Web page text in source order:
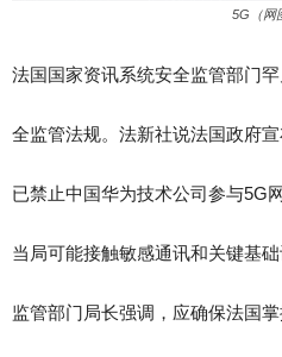
5G（网
法国国家资讯系统安全监管部门
全监管法规。法新社说法国政府
已禁止中国华为技术公司参与5G
当局可能接触敏感通讯和关键基
监管部门局长强调，应确保法国